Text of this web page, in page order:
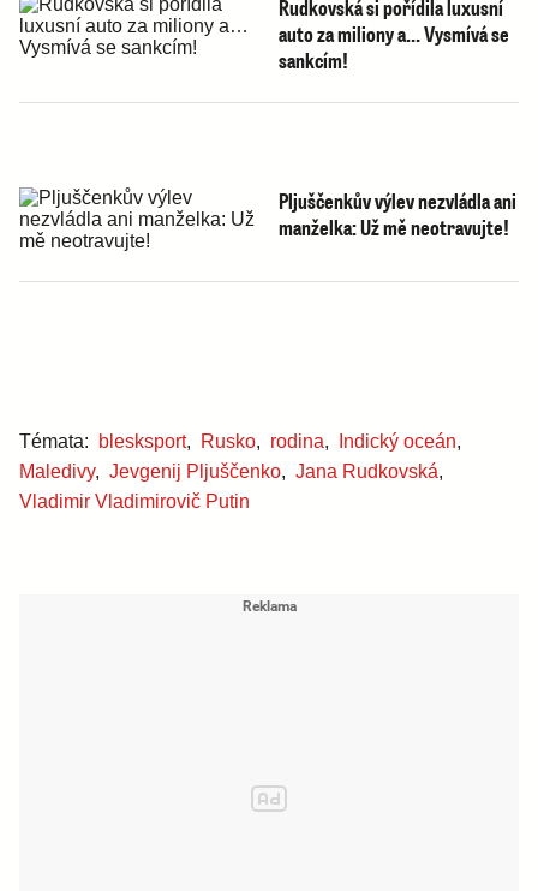
Rudkovská si pořídila luxusní
auto za miliony a… Vysmívá se
sankcím!
Pljuščenkův výlev nezvládla ani
manželka: Už mě neotravujte!
Témata: blesksport, Rusko, rodina, Indický oceán,
Maledivy, Jevgenij Pljuščenko, Jana Rudkovská,
Vladimir Vladimirovič Putin